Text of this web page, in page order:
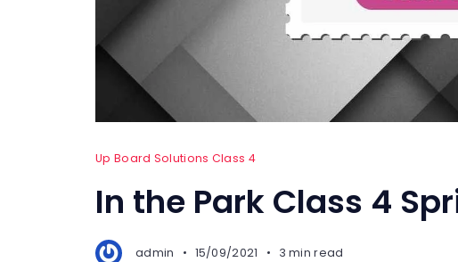
Up Board Solutions Class 4
In the Park Class 4
admin 15/09/2021 3 min read